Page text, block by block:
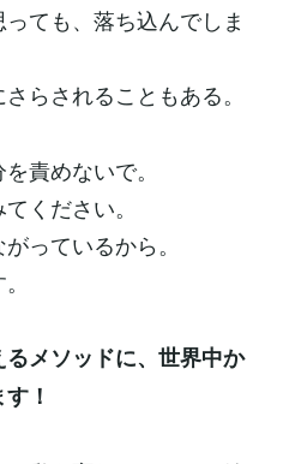
ても、落ち込んでしま
らされることもある。
責めないで。
ください。
っているから。
メソッドに、世界中か
！